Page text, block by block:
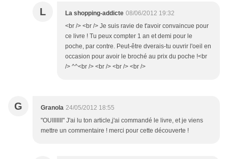
L La shopping-addicte 08/06/2012 19:32
<br /> <br /> Je suis ravie de t'avoir convaincue pour
ce livre ! Tu peux compter 1 an et demi pour le
poche, par contre. Peut-être dverais-tu ouvrir l'oeil en
occasion pour avoir le broché au prix du poche !<br
/> ^^<br /> <br /> <br /> <br />
G Granola 24/05/2012 18:55
"OUIIIIIII" J'ai lu ton article,j'ai commandé le livre, et je viens
mettre un commentaire ! merci pour cette découverte !